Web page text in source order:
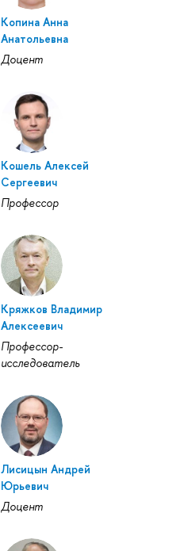
Копина Анна
Анатольевна
Доцент
Кошель Алексей
Сергеевич
Профессор
Кряжков Владимир
Алексеевич
Профессор-
исследователь
Лисицын Андрей
Юрьевич
Доцент